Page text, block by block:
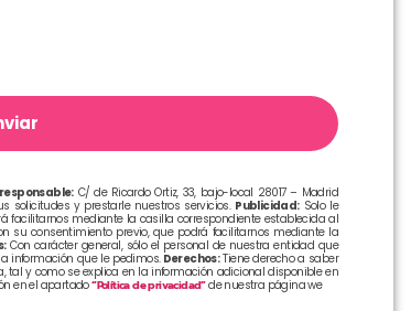
C/ de Ricardo Ortiz, 33, bajo-local 28017 – Madrid
y prestarle nuestros servicios. Publicidad:Solo le
facilitarnos mediante la casilla correspondiente establecida al
su consentimiento previo, que podrá facilitarnos mediante la
Con carácter general, sólo el personal de nuestra entidad que
información que le pedimos.Derechos:Tiene derecho a saber
tal y como se explica en la información adicional disponible en
en el apartado“Política de privacidad”de nuestra página we